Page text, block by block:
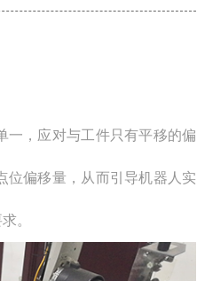
一，应对与工件只有平移的偏
位偏移量，从而引导机器人实
。